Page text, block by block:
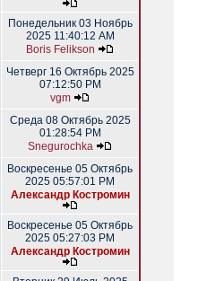
Понедельник 03 Ноябрь
2025 11:40:12 AM
Boris Felikson
Четверг 16 Октябрь 2025
07:12:50 PM
vgm
Среда 08 Октябрь 2025
01:28:54 PM
Snegurochka
Воскресенье 05 Октябрь
2025 05:57:01 PM
Александр Костромин
Воскресенье 05 Октябрь
2025 05:27:03 PM
Александр Костромин